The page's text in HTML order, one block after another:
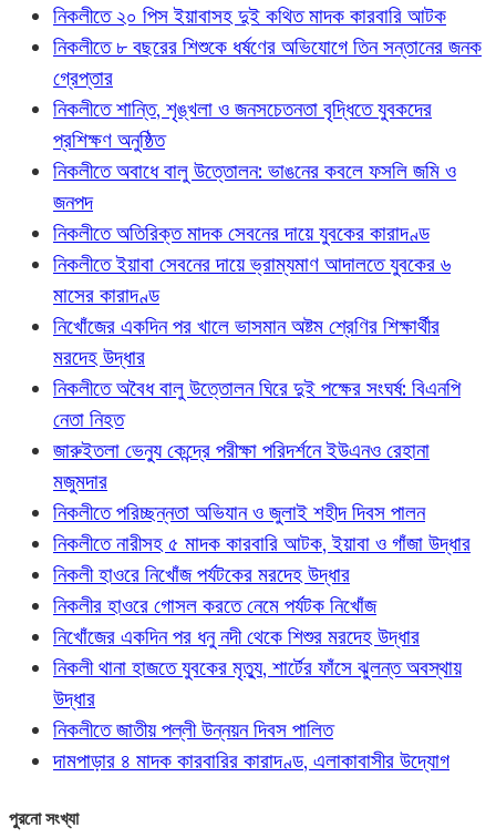
নিকলীতে ২০ পিস ইয়াবাসহ দুই কথিত মাদক কারবারি আটক
নিকলীতে ৮ বছরের শিশুকে ধর্ষণের অভিযোগে তিন সন্তানের জনক
গ্রেপ্তার
নিকলীতে শান্তি, শৃঙ্খলা ও জনসচেতনতা বৃদ্ধিতে যুবকদের
প্রশিক্ষণ অনুষ্ঠিত
নিকলীতে অবাধে বালু উত্তোলন: ভাঙনের কবলে ফসলি জমি ও
জনপদ
নিকলীতে অতিরিক্ত মাদক সেবনের দায়ে যুবকের কারাদণ্ড
নিকলীতে ইয়াবা সেবনের দায়ে ভ্রাম্যমাণ আদালতে যুবকের ৬
মাসের কারাদণ্ড
নিখোঁজের একদিন পর খালে ভাসমান অষ্টম শ্রেণির শিক্ষার্থীর
মরদেহ উদ্ধার
নিকলীতে অবৈধ বালু উত্তোলন ঘিরে দুই পক্ষের সংঘর্ষ: বিএনপি
নেতা নিহত
জারুইতলা ভেন্যু কেন্দ্রে পরীক্ষা পরিদর্শনে ইউএনও রেহানা
মজুমদার
নিকলীতে পরিচ্ছন্নতা অভিযান ও জুলাই শহীদ দিবস পালন
নিকলীতে নারীসহ ৫ মাদক কারবারি আটক, ইয়াবা ও গাঁজা উদ্ধার
নিকলী হাওরে নিখোঁজ পর্যটকের মরদেহ উদ্ধার
নিকলীর হাওরে গোসল করতে নেমে পর্যটক নিখোঁজ
নিখোঁজের একদিন পর ধনু নদী থেকে শিশুর মরদেহ উদ্ধার
নিকলী থানা হাজতে যুবকের মৃত্যু, শার্টের ফাঁসে ঝুলন্ত অবস্থায়
উদ্ধার
নিকলীতে জাতীয় পল্লী উন্নয়ন দিবস পালিত
দামপাড়ার ৪ মাদক কারবারির কারাদণ্ড, এলাকাবাসীর উদ্যোগ
পুরনো সংখ্যা